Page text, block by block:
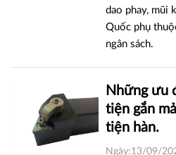
dao phay, mũi
Quốc phụ
ngân sách.
Những ưu
tiện gắn
tiện hàn.
Ngày:13/09/